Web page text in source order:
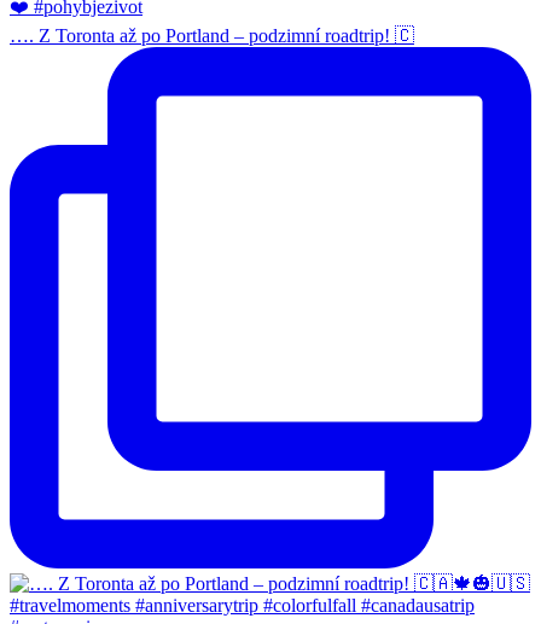
…. Z Toronta až po Portland – podzimní roadtrip! 🇨